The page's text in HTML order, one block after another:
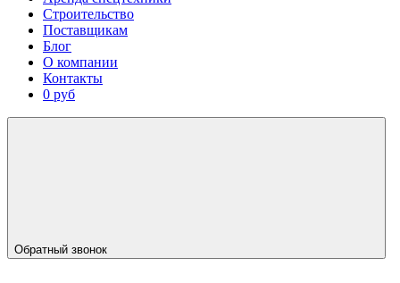
Строительство
Поставщикам
Блог
О компании
Контакты
0 руб
Обратный звонок